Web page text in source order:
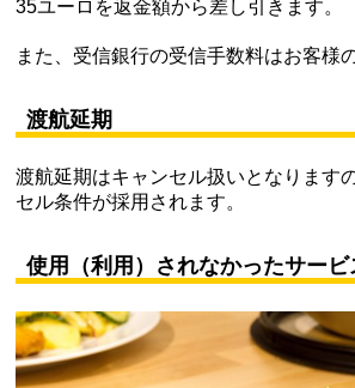
35ユーロを返金額から差し引きます。
また、受信銀行の受信手数料はお客様
渡航延期
渡航延期はキャンセル扱いとなります
セル条件が採用されます。
使用（利用）されなかったサービ